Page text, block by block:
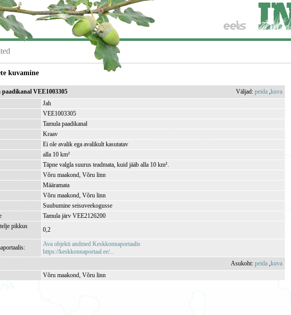
kuvamine
paadikanal VEE1003305 Väljad:peida ,kuva
Jah
VEE1003305
Tamula paadikanal
Kraav
Ei ole avalik ega avalikult kasutatav
alla 10 km²
Täpne valgla suurus teadmata, kuid jääb alla 10 km².
Võru maakond, Võru linn
Määramata
Võru maakond, Võru linn
Suubumine seisuveekogusse
Tamula järv VEE2126200
pikkus
0,2
Ava objekti andmed Keskkonnaportaalis
https://keskkonnaportaal.ee/...
Asukoht:peida ,kuva
Võru maakond, Võru linn